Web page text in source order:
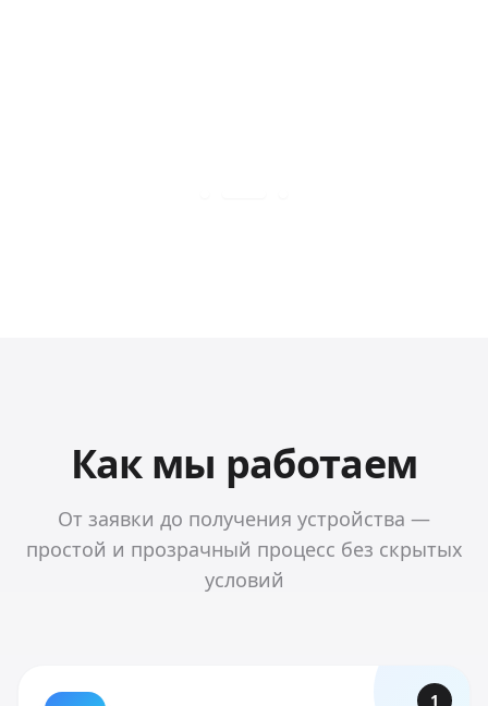
Как мы работаем
От заявки до получения устройства —
простой и прозрачный процесс без скрытых
условий
1